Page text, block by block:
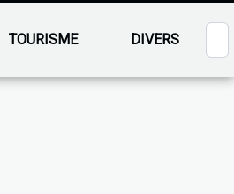
TOURISME DIVERS